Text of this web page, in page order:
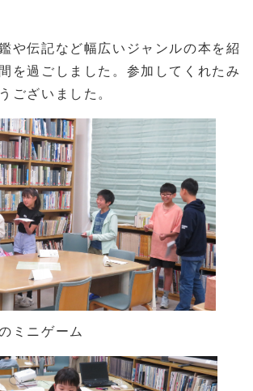
や伝記など幅広いジャンルの本を紹
を過ごしました。参加してくれたみ
ございました。
ミニゲーム